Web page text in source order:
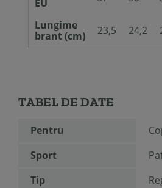
EU
Lungime
brant (cm)
23,5 24,2
TABEL DE DATE
Pentru
Sport
Tip